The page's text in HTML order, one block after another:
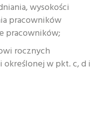
wysokości
pracowników
pracowników;
rocznych
określonej w pkt. c, d i